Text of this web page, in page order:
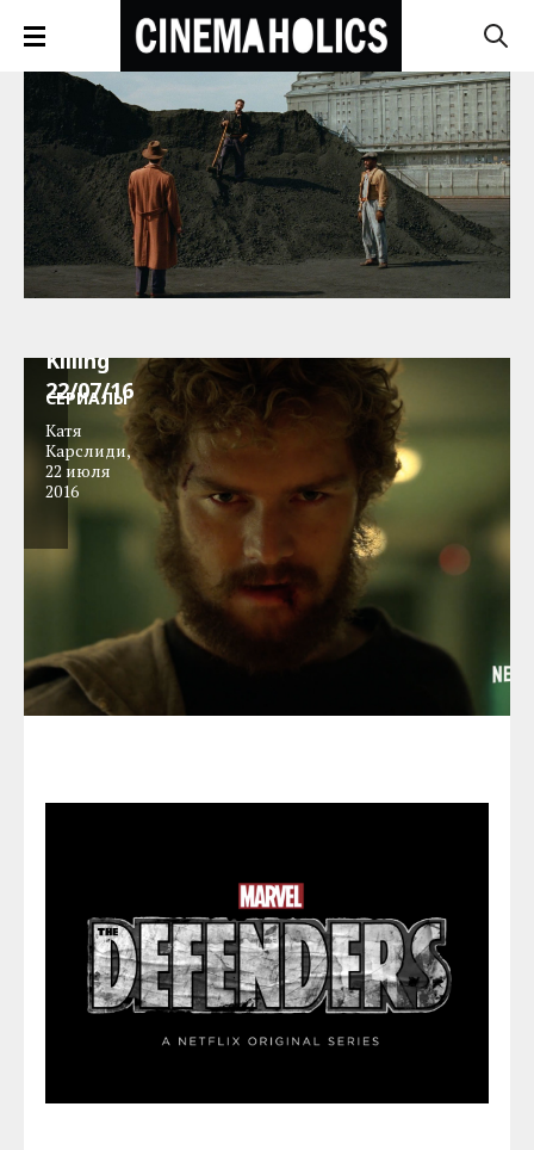
Killing
22/07/16
Катя
Карслиди,
22 июля
2016
СЕРИАЛЫ